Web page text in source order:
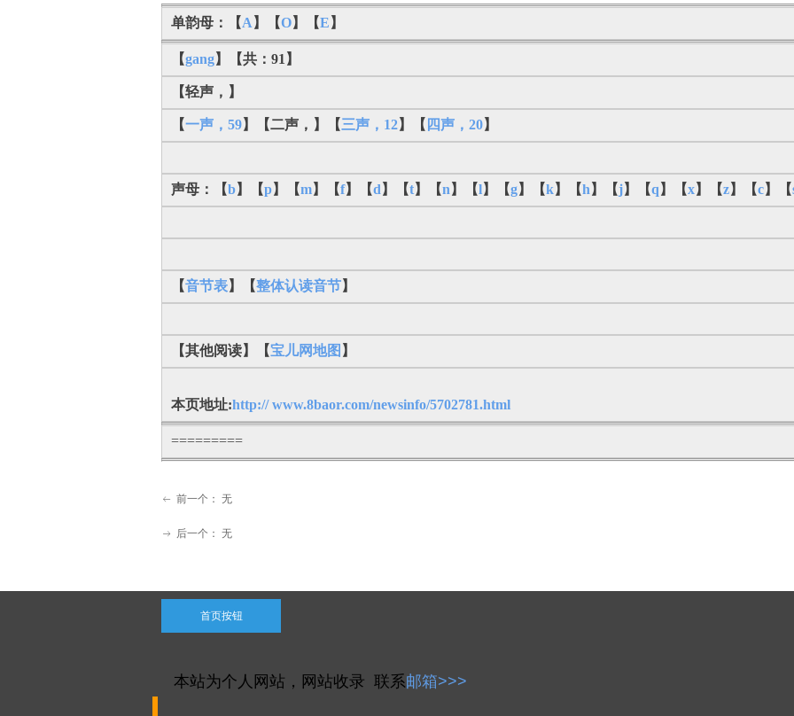
ꂃ 前一个： 无
ꁹ 后一个： 无
单韵母：【A 】【O】【E 】
【gang】【共：91】
【轻声，】
【一声，59】【二声，】【三声，12】【 四声，20】
声母：【b】【p】【m】【f】【d 】【t】【n 】【l】【g】【k】【h 】【j】【q 】【x】【z】【c】【
【音节表】【整体认读音节】
【其他阅读】【宝儿网地图 】
本页地址:http:// www.8baor.com/newsinfo/5702781.html
=========
首页按钮
本站为个人网站，网站收录 联系邮箱>>>